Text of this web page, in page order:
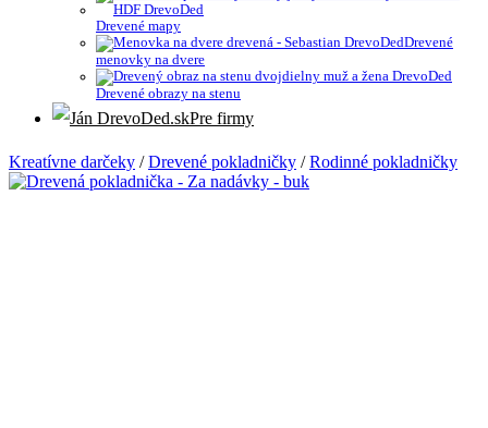
Drevené mapy
Drevené
menovky na dvere
Drevené obrazy na stenu
Pre firmy
Kreatívne darčeky / Drevené pokladničky / Rodinné pokladničky